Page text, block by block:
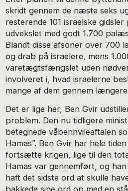
skridt gennem de næste seks
resterende 101 israelske
udvekslet med godt 1.700
Blandt disse afsoner over 700
og drab på israelere, mens
varetægtsfængslet uden
involveret i, hvad israelerne
mange af dem gennem
Det er lige her, Ben Gvir
problem. Den nu tidligere
betegnede våbenhvileaftalen
Hamas”. Ben Gvir har hele
fortsætte krigen, lige til den
Hamas var gennemført, og
haft det sidste ord at skulle
bakkede sine ord op med en